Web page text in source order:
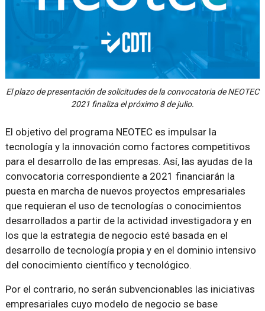
El plazo de presentación de solicitudes de la convocatoria de NEOTEC
2021 finaliza el próximo 8 de julio.
El objetivo del programa NEOTEC es impulsar la
tecnología y la innovación como factores competitivos
para el desarrollo de las empresas. Así, las ayudas de la
convocatoria correspondiente a 2021 financiarán la
puesta en marcha de nuevos proyectos empresariales
que requieran el uso de tecnologías o conocimientos
desarrollados a partir de la actividad investigadora y en
los que la estrategia de negocio esté basada en el
desarrollo de tecnología propia y en el dominio intensivo
del conocimiento científico y tecnológico.
Por el contrario, no serán subvencionables las iniciativas
empresariales cuyo modelo de negocio se base